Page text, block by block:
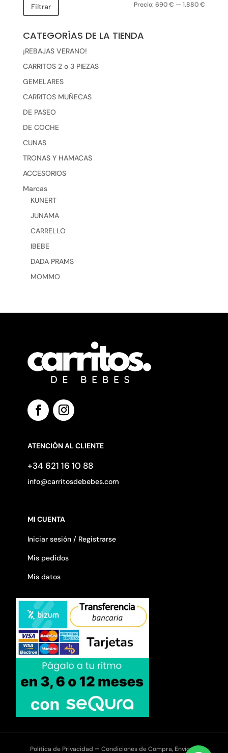
Filtrar Precio:690 € —1.880 €
CATEGORÍAS DE LA TIENDA
¡REBAJAS VERANO!
CARRITOS 2 o 3 PIEZAS
GEMELARES
CARRITOS MUÑECAS
DE PASEO
DE COCHE
CUNAS
TRONAS Y HAMACAS
ACCESORIOS
Marcas
KUNERT
JUNAMA
CARRELLO
IBEBE
DADA PRAMS
MOMMO
ATENCIÓN AL CLIENTE
+34 621 16 10 88
info@carritosdebebes.com
MI CUENTA
Iniciar sesión / Registrarse
Mis pedidos
Mis datos
Política de Privacidad – Condiciones de Compra, Envíos y